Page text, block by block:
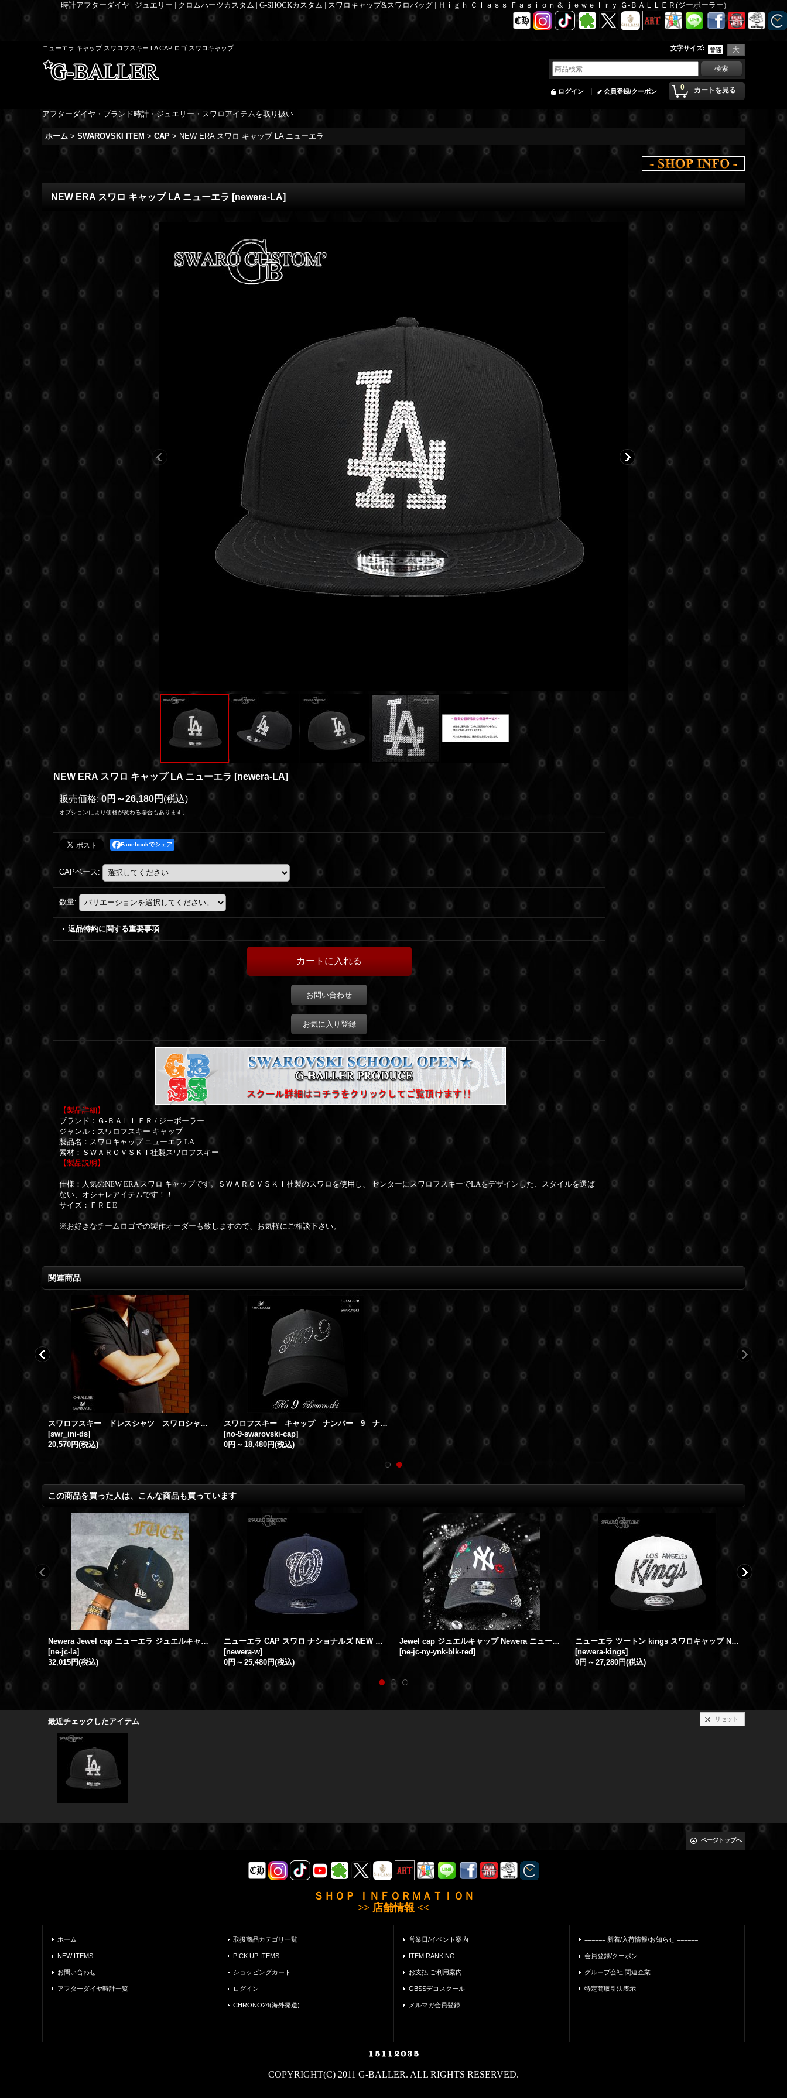
時計アフターダイヤ | ジュエリー | クロムハーツカスタム | G-SHOCKカスタム | スワロキャップ&スワロバッグ | Ｈｉｇｈ Ｃｌａｓｓ Ｆａｓｉｏｎ & ｊｅｗｅｌｒｙ Ｇ-ＢＡＬＬＥＲ(ジーボーラー)
ニューエラ キャップ スワロフスキー LA CAP ロゴ スワロキャップ 文字サイズ:
0 カートを見る
ログイン 会員登録/クーポン
アフターダイヤ・ブランド時計・ジュエリー・スワロアイテムを取り扱い
ホーム > SWAROVSKI ITEM > CAP > NEW ERA スワロ キャップ LA ニューエラ
NEW ERA スワロ キャップ LA ニューエラ [newera-LA]
NEW ERA スワロ キャップ LA ニューエラ [newera-LA]
販売価格: 0円～26,180円 (税込)
オプションにより価格が変わる場合もあります。
Facebookでシェア
CAPベース:
数量:
返品特約に関する重要事項
お問い合わせ
お気に入り登録
【製品詳細】
ブランド：Ｇ-ＢＡＬＬＥＲ / ジーボーラー
ジャンル：スワロフスキー キャップ
製品名：スワロキャップ ニューエラ LA
素材：ＳＷＡＲＯＶＳＫＩ社製スワロフスキー
【製品説明】
仕様：人気のNEW ERA スワロ キャップです。ＳＷＡＲＯＶＳＫＩ社製のスワロを使用し、 センターにスワロフスキーでLAをデザインした、スタイルを選ば
ない、オシャレアイテムです！！
サイズ：ＦＲＥE
※お好きなチームロゴでの製作オーダーも致しますので、お気軽にご相談下さい。
関連商品
スワロフスキー ドレスシャツ スワロシャツ ダイヤモンド ブラック
[swr_ini-ds]
20,570円(税込)
スワロフスキー キャップ ナンバー 9 ナンバリング スワロキャップ（オーダー可）
[no-9-swarovski-cap]
0円 ～ 18,480円(税込)
この商品を買った人は、こんな商品も買っています
Newera Jewel cap ニューエラ ジュエルキャップ スワロ ベースボールキャップ "LA-Logo"
[ne-jc-la]
32,015円(税込)
ニューエラ CAP スワロ ナショナルズ NEW ERA/OTTO
[newera-w]
0円 ～ 25,480円(税込)
Jewel cap ジュエルキャップ Newera ニューエラ スワロ New York Yankees "ヤンキース"
[ne-jc-ny-ynk-blk-red]
ニューエラ ツートン kings スワロキャップ NEW ERA
[newera-kings]
0円 ～ 27,280円(税込)
newera-
最近チェックしたアイテム リセット
ページトップへ
ＳＨＯＰ ＩＮＦＯＲＭＡＴＩＯＮ
>> 店舗情報 <<
ホーム
NEW ITEMS
お問い合わせ
アフターダイヤ時計一覧
取扱商品カテゴリ一覧
PICK UP ITEMS
ショッピングカート
ログイン
CHRONO24(海外発送)
営業日/イベント案内
ITEM RANKING
お支払|ご利用案内
GBSSデコスクール
メルマガ会員登録
====== 新着/入荷情報/お知らせ ======
会員登録/クーポン
グループ会社|関連企業
特定商取引法表示
COPYRIGHT(C) 2011 G-BALLER. ALL RIGHTS RESERVED.